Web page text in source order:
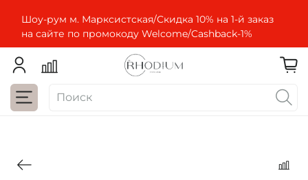
Шоу-рум м. Марксистская/Скидка 10% на 1-й заказ
на сайте по промокоду Welcome/Cashbaсk-1%